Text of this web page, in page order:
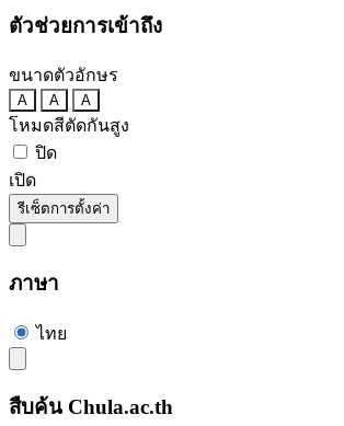
ตัวช่วยการเข้าถึง
ขนาดตัวอักษร
A A A
โหมดสีตัดกันสูง
ปิด
เปิด
รีเซ็ตการตั้งค่า
ภาษา
ไทย
สืบค้น Chula.ac.th